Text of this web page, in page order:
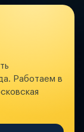
Работаем в